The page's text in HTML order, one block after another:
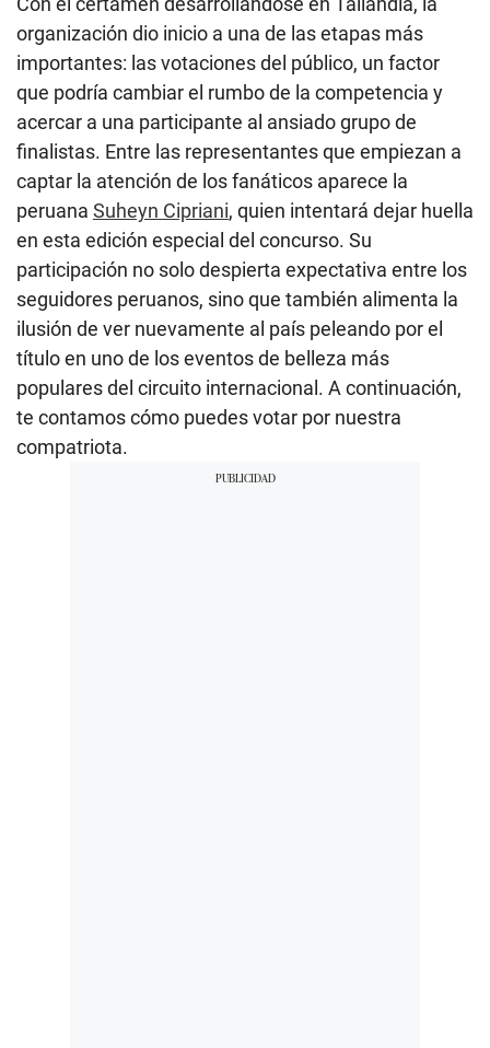
organización dio inicio a una de las etapas más
importantes: las votaciones del público, un factor
que podría cambiar el rumbo de la competencia y
acercar a una participante al ansiado grupo de
finalistas. Entre las representantes que empiezan a
captar la atención de los fanáticos aparece la
peruana Suheyn Cipriani, quien intentará dejar huella
en esta edición especial del concurso. Su
participación no solo despierta expectativa entre los
seguidores peruanos, sino que también alimenta la
ilusión de ver nuevamente al país peleando por el
título en uno de los eventos de belleza más
populares del circuito internacional. A continuación,
te contamos cómo puedes votar por nuestra
compatriota.